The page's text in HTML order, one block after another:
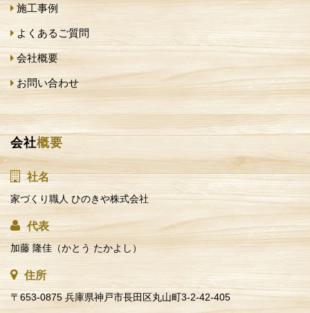
施工事例
よくあるご質問
会社概要
お問い合わせ
会社概要
社名
家づくり職人 ひのきや株式会社
代表
加藤 隆佳（かとう たかよし）
住所
〒653-0875 兵庫県神戸市長田区丸山町3-2-42-405